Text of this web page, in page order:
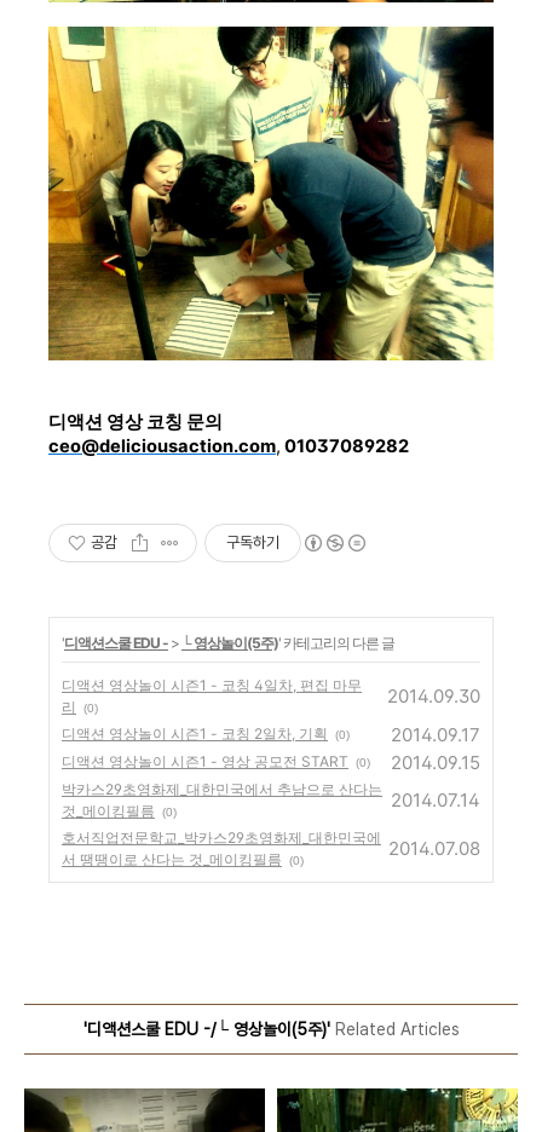
디액션 영상 코칭 문의
ceo@deliciousaction.com, 01037089282
공감 구독하기
'디액션스쿨 EDU - > └ 영상놀이(5주)' 카테고리의 다른 글
디액션 영상놀이 시즌1 - 코칭 4일차, 편집 마무
리
(0)
2014.09.30
디액션 영상놀이 시즌1 - 코칭 2일차, 기획 (0) 2014.09.17
디액션 영상놀이 시즌1 - 영상 공모전 START (0) 2014.09.15
박카스29초영화제_대한민국에서 추남으로 산다는
것_메이킹필름
(0)
2014.07.14
호서직업전문학교_박카스29초영화제_대한민국에
서 땡땡이로 산다는 것_메이킹필름
(0)
2014.07.08
'디액션스쿨 EDU -/└ 영상놀이(5주)'Related Articles